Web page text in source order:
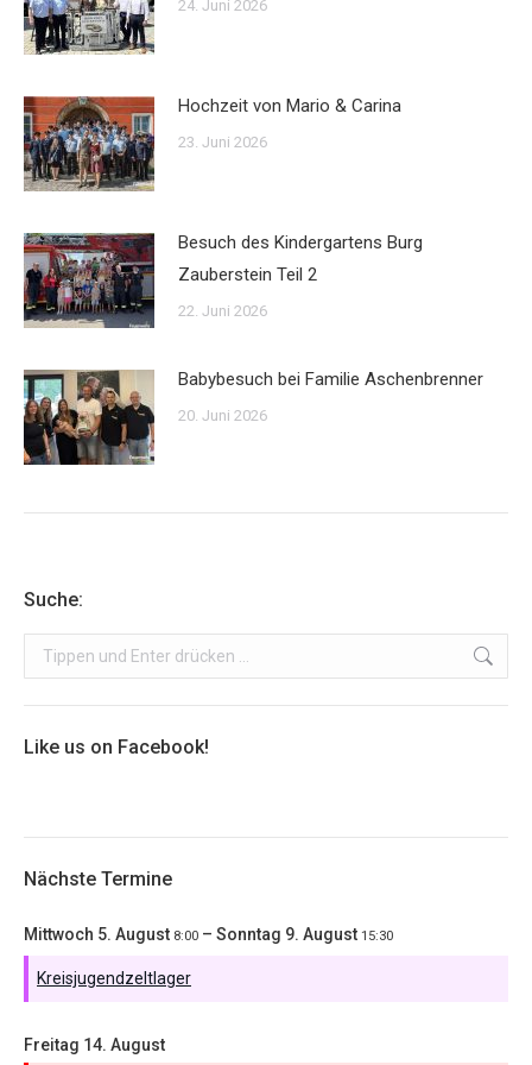
24. Juni 2026
Hochzeit von Mario & Carina
23. Juni 2026
Besuch des Kindergartens Burg
Zauberstein Teil 2
22. Juni 2026
Babybesuch bei Familie Aschenbrenner
20. Juni 2026
Suche:
Search:
Like us on Facebook!
Nächste Termine
Mittwoch 5. August 8:00 – Sonntag 9. August 15:30
Kreisjugendzeltlager
Freitag 14. August